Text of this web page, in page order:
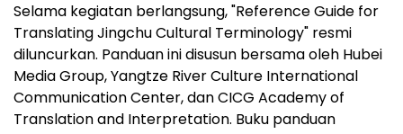
Selama kegiatan berlangsung, "Reference Guide for
Translating Jingchu Cultural Terminology" resmi
diluncurkan. Panduan ini disusun bersama oleh Hubei
Media Group, Yangtze River Culture International
Communication Center, dan CICG Academy of
Translation and Interpretation. Buku panduan